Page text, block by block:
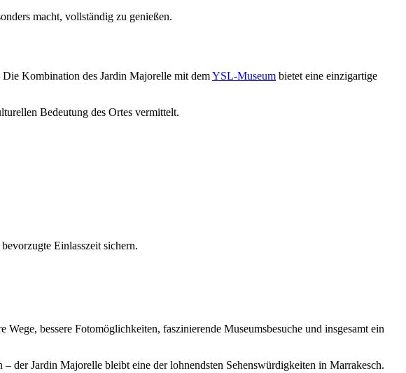
macht, vollständig zu genießen.
Kombination des Jardin Majorelle mit demYSL-Museum bietet eine einzigartige
Bedeutung des Ortes vermittelt.
Einlasszeit sichern.
bessere Fotomöglichkeiten, faszinierende Museumsbesuche und insgesamt ein
der Jardin Majorelle bleibt eine der lohnendsten Sehenswürdigkeiten in Marrakesch.